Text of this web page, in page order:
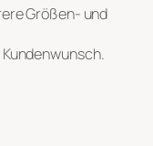
Größen- und